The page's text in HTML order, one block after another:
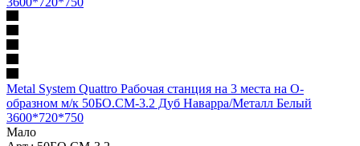
Metal System Quattro Рабочая станция на 3 места на О-
образном м/к 50БО.СМ-3.2 Дуб Наварра/Металл Белый
3600*720*750
Мало